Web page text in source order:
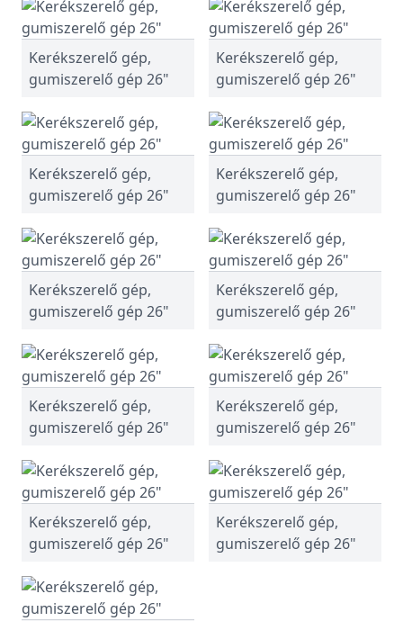
Kerékszerelő gép,
gumiszerelő gép 26"
Kerékszerelő gép,
gumiszerelő gép 26"
Kerékszerelő gép,
gumiszerelő gép 26"
Kerékszerelő gép,
gumiszerelő gép 26"
Kerékszerelő gép,
gumiszerelő gép 26"
Kerékszerelő gép,
gumiszerelő gép 26"
Kerékszerelő gép,
gumiszerelő gép 26"
Kerékszerelő gép,
gumiszerelő gép 26"
Kerékszerelő gép,
gumiszerelő gép 26"
Kerékszerelő gép,
gumiszerelő gép 26"